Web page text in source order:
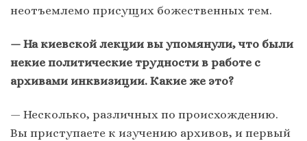
неотъемлемо присущих божественных тем.
— На киевской лекции вы упомянули, что были
некие политические трудности в работе с
архивами инквизиции. Какие же это?
— Несколько, различных по происхождению.
Вы приступаете к изучению архивов, и первый